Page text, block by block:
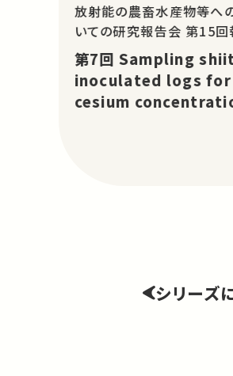
放射能の農畜水産物等へ
いての研究報告会 第15
第7回 Sampling shiitake-
inoculated logs
cesium
シリーズ